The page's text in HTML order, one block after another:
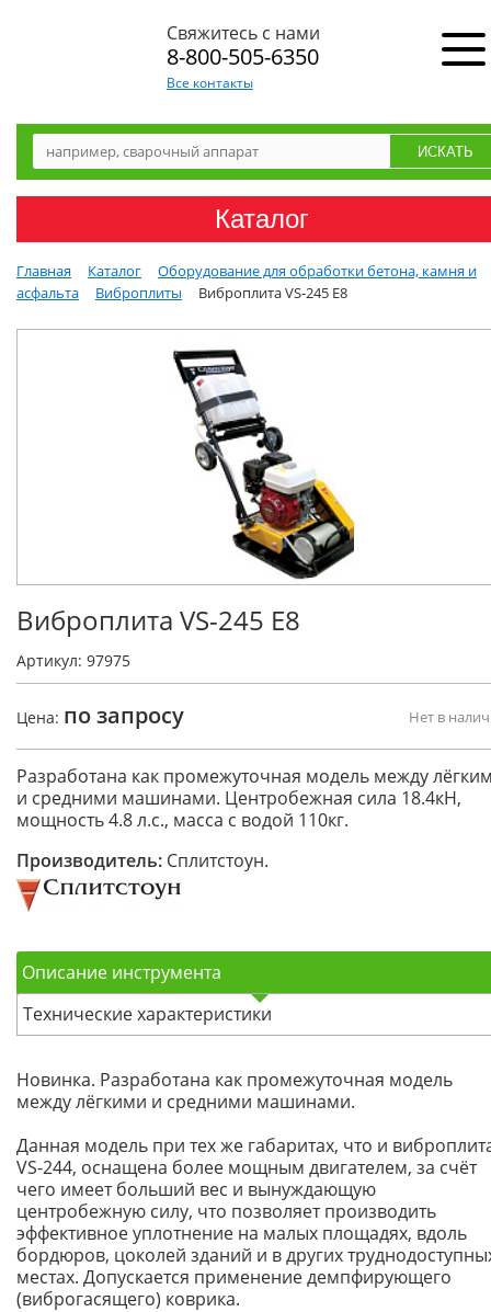
Свяжитесь с нами
8-800-505-6350
Все контакты
Каталог
Главная Каталог
Оборудование для обработки бетона, камня и
асфальта
Виброплиты Виброплита VS-245 E8
Виброплита VS-245 E8
Артикул: 97975
Цена: по запросу Нет в
Разработана как промежуточная модель между
и средними машинами. Центробежная сила 18.4кН,
мощность 4.8 л.с., масса с водой 110кг.
Производитель: Сплитстоун.
Описание инструмента
Технические характеристики
Новинка. Разработана как промежуточная модель
между лёгкими и средними машинами.
Данная модель при тех же габаритах, что и
VS-244, оснащена более мощным двигателем, за счёт
чего имеет больший вес и вынуждающую
центробежную силу, что позволяет производить
эффективное уплотнение на малых площадях, вдоль
бордюров, цоколей зданий и в других
местах. Допускается применение демпфирующего
(виброгасящего) коврика.